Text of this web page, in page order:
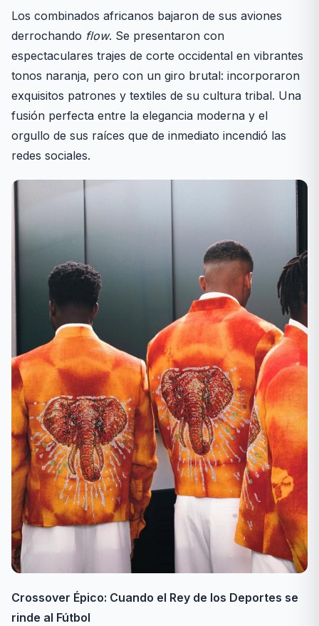
Los combinados africanos bajaron de sus aviones
derrochando flow. Se presentaron con
espectaculares trajes de corte occidental en vibrantes
tonos naranja, pero con un giro brutal: incorporaron
exquisitos patrones y textiles de su cultura tribal. Una
fusión perfecta entre la elegancia moderna y el
orgullo de sus raíces que de inmediato incendió las
redes sociales.
Crossover Épico: Cuando el Rey de los Deportes se
rinde al Fútbol